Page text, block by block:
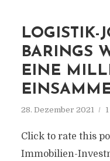
LOGISTIK-
BARINGS
EINE
28. Dezember 2021
Click to rate this
Immobilien-